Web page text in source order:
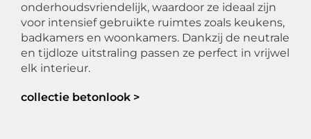
onderhoudsvriendelijk, waardoor ze ideaal zijn
voor intensief gebruikte ruimtes zoals keukens,
badkamers en woonkamers. Dankzij de neutrale
en tijdloze uitstraling passen ze perfect in vrijwel
elk interieur.
collectie betonlook >